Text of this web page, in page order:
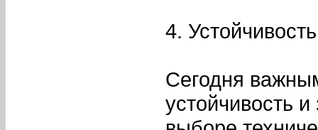
4.
Сегодня
устойчивость